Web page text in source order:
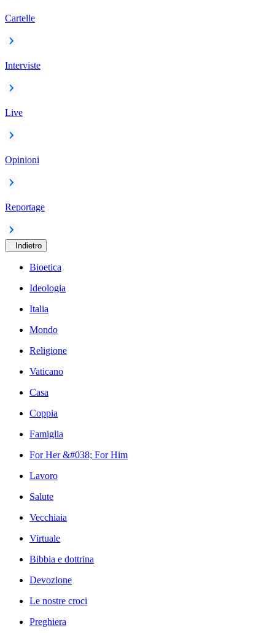
Cartelle
Interviste
Live
Opinioni
Reportage
Indietro
Bioetica
Ideologia
Italia
Mondo
Religione
Vaticano
Casa
Coppia
Famiglia
For Her &#038; For Him
Lavoro
Salute
Vecchiaia
Virtuale
Bibbia e dottrina
Devozione
Le nostre croci
Preghiera